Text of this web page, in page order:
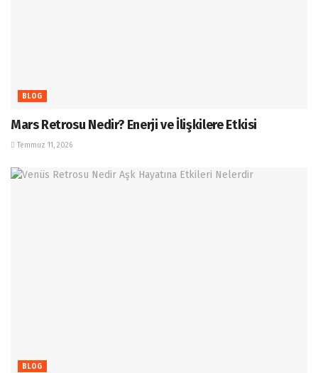
BLOG
Mars Retrosu Nedir? Enerji ve İlişkilere Etkisi
Temmuz 11, 2026
BLOG